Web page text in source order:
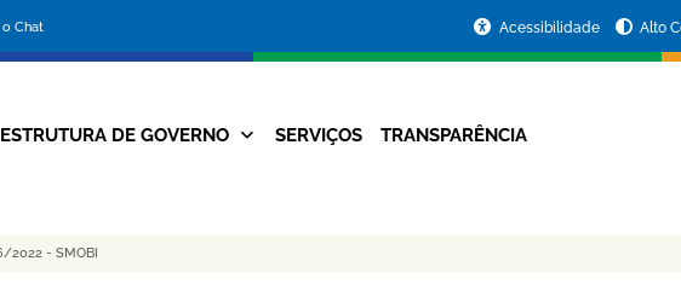
o Chat
da
Prefeitura
Acessibilidade Alto
Navegação
ESTRUTURA DE GOVERNO SERVIÇOS TRANSPARÊNCIA
2022 - SMOBI